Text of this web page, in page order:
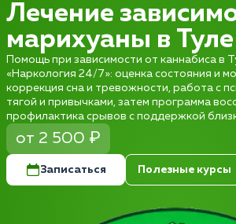
Лечение
марихуаны в Туле
Помощь при зависимости от каннабиса в
«Наркология 24/7»: оценка состояния и
коррекция сна и тревожности, работа с
тягой и привычками, затем программа
профилактика срывов с поддержкой
от 2 500 ₽
Записаться Полезные курсы